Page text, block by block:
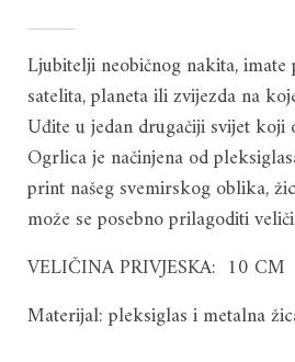
was:
30.00 €.
is:
15.00 €.
Ljubitelji neobičnog nakita,
satelita, planeta ili zvijezda na
Uđite u jedan drugačiji svijet koji
Ogrlica je načinjena od
print našeg svemirskog oblika,
može se posebno prilagoditi
VELIČINA PRIVJESKA: 10 CM
Materijal: pleksiglas i metalna